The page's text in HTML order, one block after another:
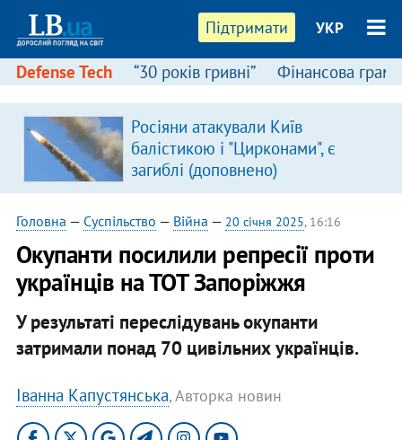
Підтримати УКР
Defense Tech “30 років гривні” Фінансова
Росіяни атакували Київ
балістикою і "Цирконами", є
загиблі (доповнено)
Головна — Суспільство — Війна — 20 січня 2025, 16:16
Окупанти посилили репресії проти
українців на ТОТ Запоріжжя
У результаті переслідувань окупанти
затримали понад 70 цивільних українців.
Іванна Капустянська, Авторка новин